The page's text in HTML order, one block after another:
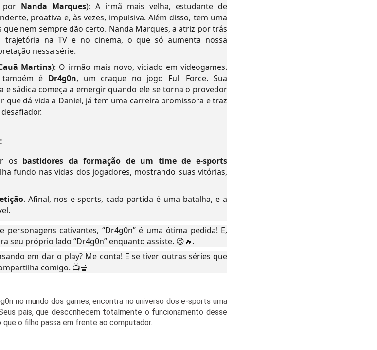
por Nanda Marques): A irmã mais velha, estudante de
proativa e, às vezes, impulsiva. Além disso, tem uma
nem sempre dão certo. Nanda Marques, a atriz por trás
trajetória na TV e no cinema, o que só aumenta nossa
nessa série.
Martins): O irmão mais novo, viciado em videogames.
é Dr4g0n, um craque no jogo Full Force. Sua
e sádica começa a emergir quando ele se torna o provedor
que dá vida a Daniel, já tem uma carreira promissora e traz
os bastidores da formação de um time de e-sports
fundo nas vidas dos jogadores, mostrando suas vitórias,
. Afinal, nos e-sports, cada partida é uma batalha, e a
personagens cativantes, “Dr4g0n” é uma ótima pedida! E,
seu próprio lado “Dr4g0n” enquanto assiste. 😉🔥.
em dar o play? Me conta! E se tiver outras séries que
comigo. 📺🍿
no mundo dos games, encontra no universo dos e-sports uma
pais, que desconhecem totalmente o funcionamento desse
o filho passa em frente ao computador.